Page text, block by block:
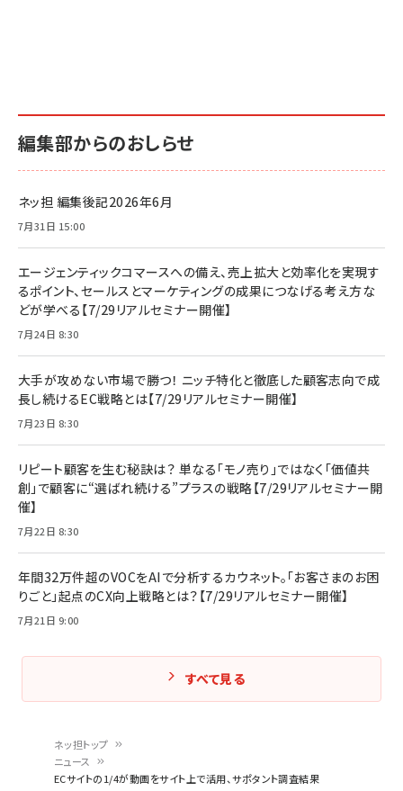
ネッ担トップ
ニュース
ECサイトの1/4が動画をサイト上で活用、サポタント調査結果
編集部からのおしらせ
ネッ担 編集後記2026年6月
7月31日 15:00
エージェンティックコマースへの備え、売上拡大と効率化を実現す
るポイント、セールスとマーケティングの成果につなげる考え方な
どが学べる【7/29リアルセミナー開催】
7月24日 8:30
大手が攻めない市場で勝つ！ ニッチ特化と徹底した顧客志向で成
長し続けるEC戦略とは【7/29リアルセミナー開催】
7月23日 8:30
リピート顧客を生む秘訣は？ 単なる「モノ売り」ではなく「価値共
創」で顧客に“選ばれ続ける”プラスの戦略【7/29リアルセミナー開
催】
7月22日 8:30
年間32万件超のVOCをAIで分析するカウネット。「お客さまのお困
りごと」起点のCX向上戦略とは？【7/29リアルセミナー開催】
7月21日 9:00
すべて見る